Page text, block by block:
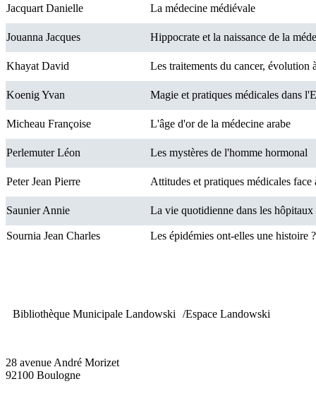
Jacquart Danielle La médecine médiévale
Jouanna Jacques Hippocrate et la naissance de la
Khayat David Les traitements du cancer, évolution
Koenig Yvan Magie et pratiques médicales dans
Micheau Françoise L'âge d'or de la médecine arabe
Perlemuter Léon Les mystères de l'homme hormonal
Peter Jean Pierre Attitudes et pratiques médicales face
Saunier Annie La vie quotidienne dans les
Sournia Jean Charles Les épidémies ont-elles une histoire ?
Bibliothèque Municipale Landowski /Espace Landowski
28 avenue André Morizet
92100 Boulogne